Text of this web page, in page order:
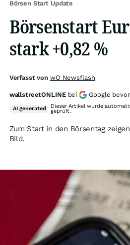
Börsen Start Update
Börsenstart
stark +0,82 %
Zum Start in den Börsentag
Bild.
Verfasst von wO Newsflash
wallstreetONLINE bei Google
AIgenerated Dieser Artikel wurde
geprüft.